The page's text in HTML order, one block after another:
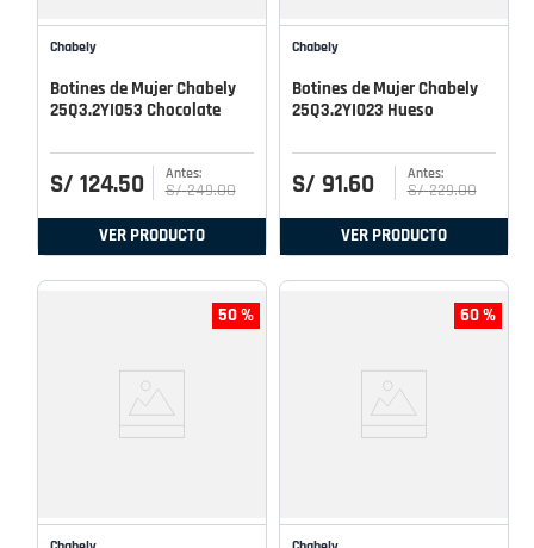
Chabely
Botines de Mujer Chabely
25Q3.2YI053 Chocolate
S/ 124.50 S/ 249.00
VER PRODUCTO
Chabely
Botines de Mujer Chabely
25Q3.2YI023 Hueso
S/ 91.60 S/ 229.00
VER PRODUCTO
50 % 60 %